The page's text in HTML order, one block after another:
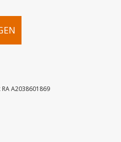
RA A2038601869